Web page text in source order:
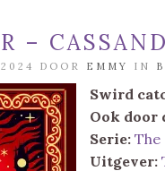
–
DOOR EMMY IN
Swird
Ook door
Serie: The
Uitgever: